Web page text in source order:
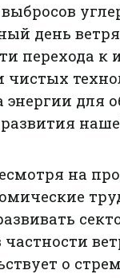
день
перехода к
чистых
энергии для
на
частности
о